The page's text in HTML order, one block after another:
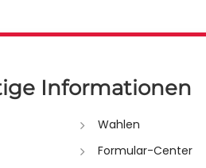
Informationen
Wahlen
Formular-Center